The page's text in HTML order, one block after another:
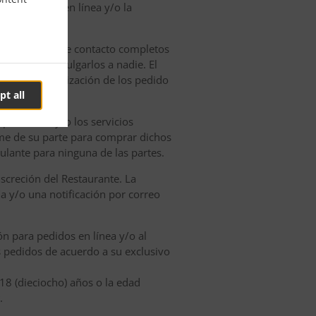
all
de pedidos en línea y/o la
los datos de contacto completos
no debe divulgarlos a nadie. El
de realización de los pedido
y/o los servicios
de su parte para comprar dichos
para ninguna de las partes.
del Restaurante. La
y/o una notificación por correo
para pedidos en línea y/o al
de acuerdo a su exclusivo
(dieciocho) años o la edad